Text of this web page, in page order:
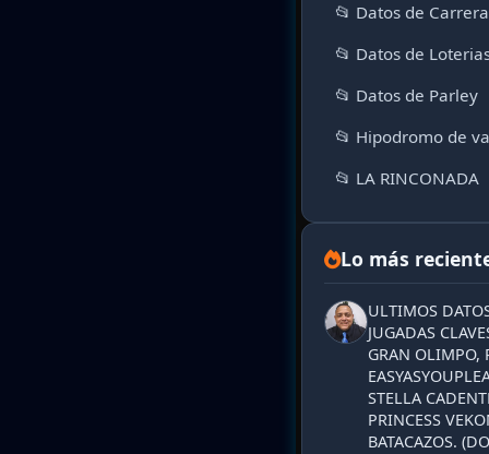
📂 Datos de
📂 Datos de
📂 Datos de Parley
📂 Hipodromo de
📂 LA RINCONADA
Lo más
ULTIMOS
JUGADAS
GRAN OLIMPO,
STELLA
PRINCESS
BATACAZOS.